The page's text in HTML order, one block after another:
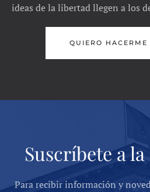
ideas de la libertad llegen a los
QUIERO HACERME
Suscríbete a
Para recibir información y